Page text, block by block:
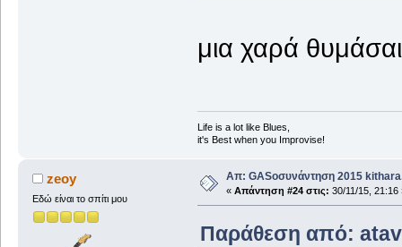
μια χαρά θυμάσαι
Life is a lot like Blues,
it's Best when you Improvise!
zeoy
Εδώ είναι το σπίτι μου
Απ: GASοσυνάντηση 2015
« Απάντηση #24 στις: 30/11/15, 21:16
Παράθεση από: atav